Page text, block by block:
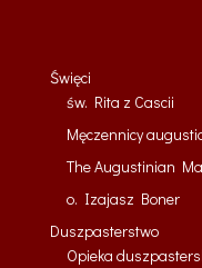
Święci
św. Rita z Cascii
Męczennicy
The Augustinian
o. Izajasz Boner
Duszpasterstwo
Opieka